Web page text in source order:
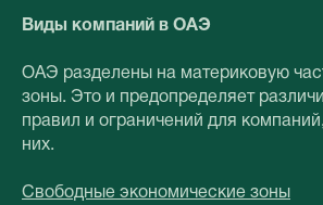
Виды компаний в ОАЭ
ОАЭ разделены на материковую
зоны. Это и предопределяет
правил и ограничений для
них.
Свободные экономические зоны